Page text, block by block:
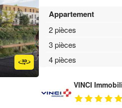
Appartement
2 pièces
3 pièces
4 pièces
VINCI